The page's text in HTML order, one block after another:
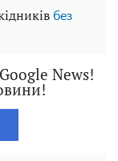
без
News!